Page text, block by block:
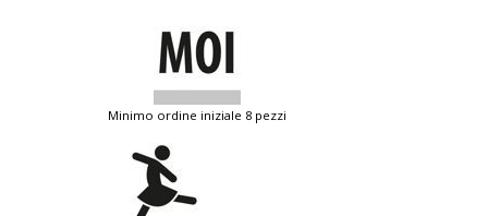
minimo ordine iniziale 8 pezzi